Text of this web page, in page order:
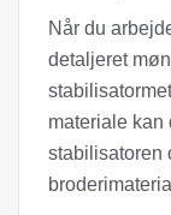
Når du
detaljeret
materiale kan
stabilisatoren